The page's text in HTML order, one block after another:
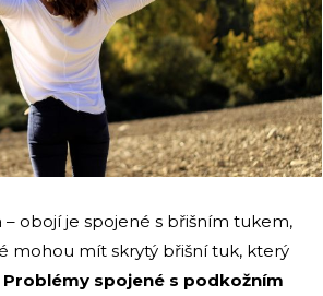
– obojí je spojené s břišním tukem,
mohou mít skrytý břišní tuk, který
Problémy spojené s podkožním